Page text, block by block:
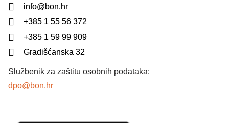
info@bon.hr
+385 1 55 56 372
+385 1 59 99 909
Gradišćanska 32
Službenik za zaštitu osobnih podataka:
dpo@bon.hr